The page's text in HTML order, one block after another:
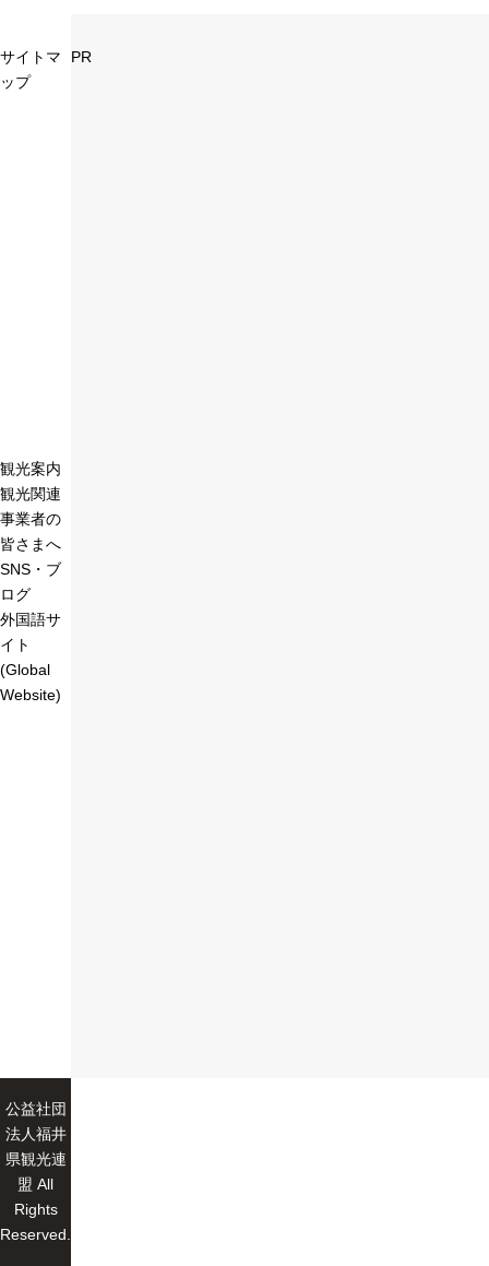
サイトマ
ップ
観光案内
観光関連
事業者の
皆さまへ
SNS・ブ
ログ
外国語サ
イト
(Global
Website)
PR
公益社団
法人福井
県観光連
盟 All
Rights
Reserved.